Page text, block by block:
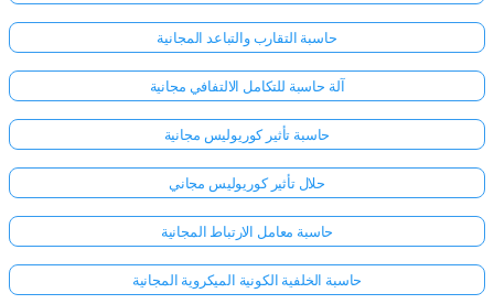
حاسبة التقارب والتباعد المجانية
آلة حاسبة للتكامل الالتفافي مجانية
حاسبة تأثير كوريوليس مجانية
حلال تأثير كوريوليس مجاني
حاسبة معامل الارتباط المجانية
حاسبة الخلفية الكونية الميكروية المجانية